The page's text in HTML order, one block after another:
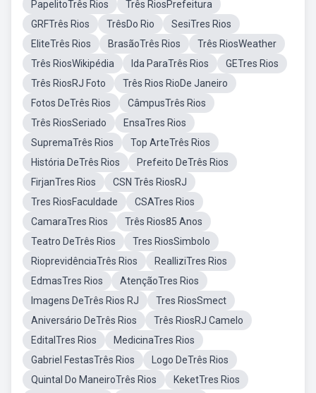
PapelitoTrês Rios
Três RiosPrefeitura
GRFTrês Rios
TrêsDo Rio
SesiTres Rios
EliteTrês Rios
BrasãoTrês Rios
Três RiosWeather
Três RiosWikipédia
Ida ParaTrês Rios
GETres Rios
Três RiosRJ Foto
Três Rios RioDe Janeiro
Fotos DeTrês Rios
CâmpusTrês Rios
Três RiosSeriado
EnsaTres Rios
SupremaTrês Rios
Top ArteTrês Rios
História DeTrês Rios
Prefeito DeTrês Rios
FirjanTres Rios
CSN Três RiosRJ
Tres RiosFaculdade
CSATres Rios
CamaraTres Rios
Três Rios85 Anos
Teatro DeTrês Rios
Tres RiosSimbolo
RioprevidênciaTrês Rios
RealliziTres Rios
EdmasTres Rios
AtençãoTres Rios
Imagens DeTrês Rios RJ
Tres RiosSmect
Aniversário DeTrês Rios
Três RiosRJ Camelo
EditalTres Rios
MedicinaTres Rios
Gabriel FestasTrês Rios
Logo DeTrês Rios
Quintal Do ManeiroTrês Rios
KeketTres Rios